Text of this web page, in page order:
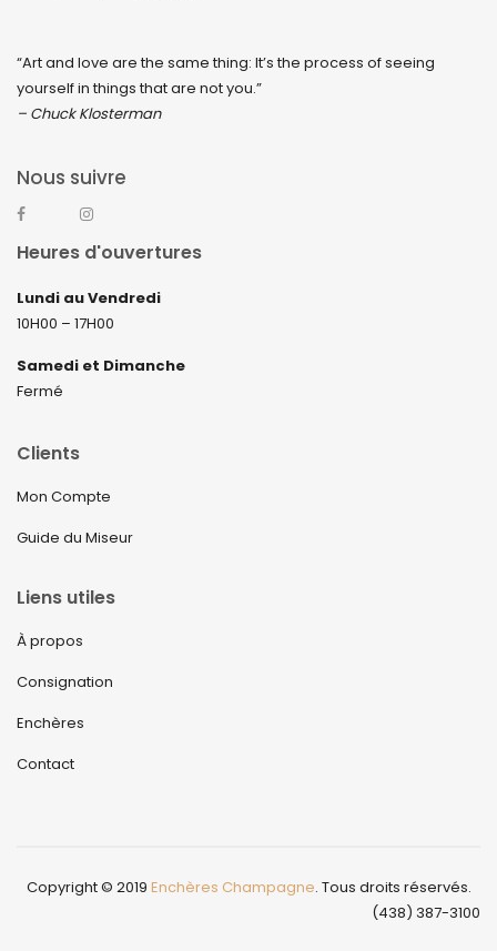
“Art and love are the same thing: It’s the process of seeing
yourself in things that are not you.”
– Chuck Klosterman
Nous suivre
Heures d'ouvertures
Lundi au Vendredi
10H00 – 17H00
Samedi et Dimanche
Fermé
Clients
Mon Compte
Guide du Miseur
Liens utiles
À propos
Consignation
Enchères
Contact
Copyright © 2019 Enchères Champagne. Tous droits réservés.
(438) 387-3100